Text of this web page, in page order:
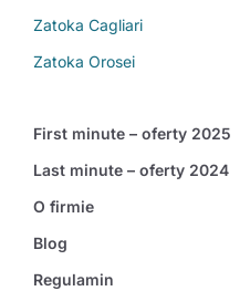
Zatoka Cagliari
Zatoka Orosei
First minute – oferty 2025
Last minute – oferty 2024
O firmie
Blog
Regulamin